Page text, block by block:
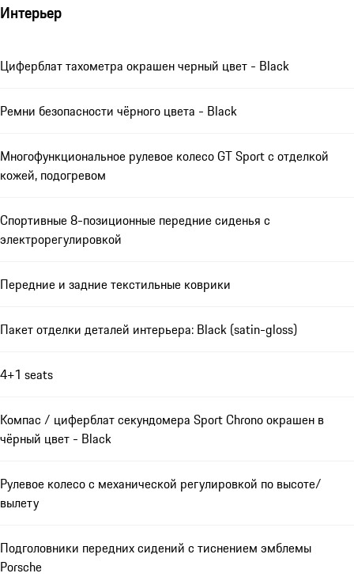
Интерьер
Циферблат тахометра окрашен черный цвет - Black
Ремни безопасности чёрного цвета - Black
Многофункциональное рулевое колесо GT Sport с отделкой
кожей, подогревом
Спортивные 8-позиционные передние сиденья с
электрорегулировкой
Передние и задние текстильные коврики
Пакет отделки деталей интерьера: Black (satin-gloss)
4+1 seats
Компас / циферблат секундомера Sport Chrono окрашен в
чёрный цвет - Black
Рулевое колесо с механической регулировкой по высоте/
вылету
Подголовники передних сидений с тиснением эмблемы
Porsche